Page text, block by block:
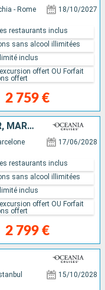
- Rome 18/10/2027
2 759 €
restaurants inclus
sans alcool illimitées
inclus
offert OU Forfait
offert
MAJORQUE, ESPAGNE, GIBRALTAR, MAROC, PORTUGAL
17/06/2028
2 799 €
restaurants inclus
sans alcool illimitées
inclus
offert OU Forfait
offert
15/10/2028